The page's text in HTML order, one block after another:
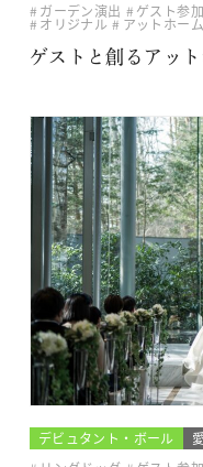
ガーデン演出
ゲスト参
オリジナル
アットホー
ゲストと創るアッ
デビュタント・ボール